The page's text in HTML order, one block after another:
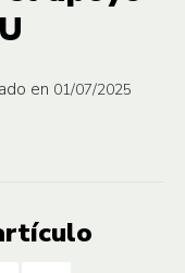
en 01/07/2025